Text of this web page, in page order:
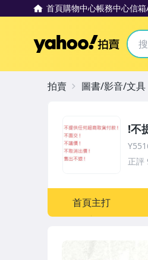
首頁購物中心帳務中心信箱
!不
正評
首頁主打
拍賣 圖書/影音/文具